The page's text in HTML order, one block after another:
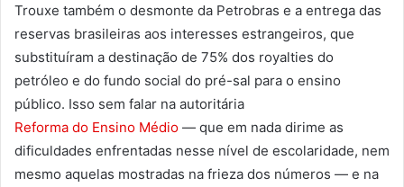
Trouxe também o desmonte da Petrobras e a entrega das
reservas brasileiras aos interesses estrangeiros, que
substituíram a destinação de 75% dos royalties do
petróleo e do fundo social do pré-sal para o ensino
público. Isso sem falar na autoritária
Reforma do Ensino Médio — que em nada dirime as
dificuldades enfrentadas nesse nível de escolaridade, nem
mesmo aquelas mostradas na frieza dos números — e na